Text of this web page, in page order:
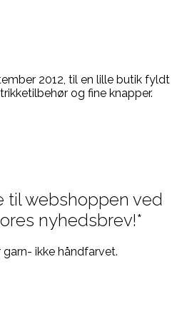
2012, til en lille butik fyldt
og fine knapper.
til webshoppen ved
nyhedsbrev!*
ikke håndfarvet.